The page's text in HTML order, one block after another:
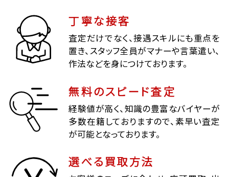
丁寧な接客
査定だけでなく、接遇スキルにも重点を
置き、スタッフ全員がマナーや言葉遣い、
作法などを身につけております。
無料のスピード査定
経験値が高く、知識の豊富なバイヤーが
多数在籍しておりますので、素早い査定
が可能となっております。
選べる買取方法